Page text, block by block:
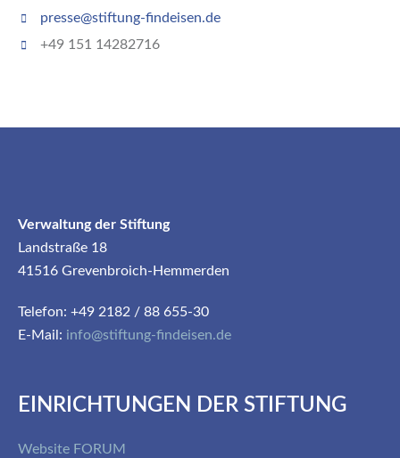
presse@stiftung-findeisen.de
+49 151 14282716
Verwaltung der Stiftung
Landstraße 18
41516 Grevenbroich-Hemmerden
Telefon: +49 2182 / 88 655-30
E-Mail: info@stiftung-findeisen.de
EINRICHTUNGEN DER STIFTUNG
Website FORUM